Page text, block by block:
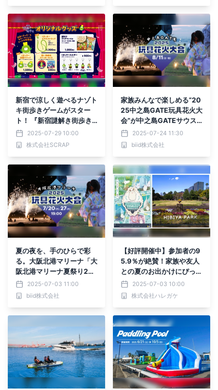
新宿で涼しく遊べるナゾト
キ街歩きゲームがスター
ト！ 『新宿謎解き街歩き
くまっキーとナゾトキバー
ゲン大作戦』 オリジナル
グッズ公開！ 体験前後に
メニューも登場
2025-07-29 10:00
株式会社SCRAP
家族みんなで楽しめる“20
25中之島GATE玩具花火大
会”が中之島GATEサウス
ピアで開催決定！
2025-07-24 11:30
biid株式会社
夏の夜を、手のひらで彩
る。大阪北港マリーナ「大
阪北港マリーナ夏祭り202
5 玩具花火大会」7月20日
（日）＆27日（日）開
催！
2025-07-03 11:00
biid株式会社
【好評開催中】参加者の9
5.9％が絶賛！家族や友人
との夏のお出かけにぴった
り。東京・日比谷でショッ
ピングや観劇の合間に楽し
める“街歩き×謎解きイベ
2025-07-03 10:00
株式会社ハレガケ